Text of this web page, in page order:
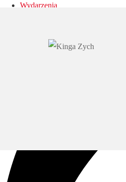
FAQ
Wydarzenia
Dni otwarte